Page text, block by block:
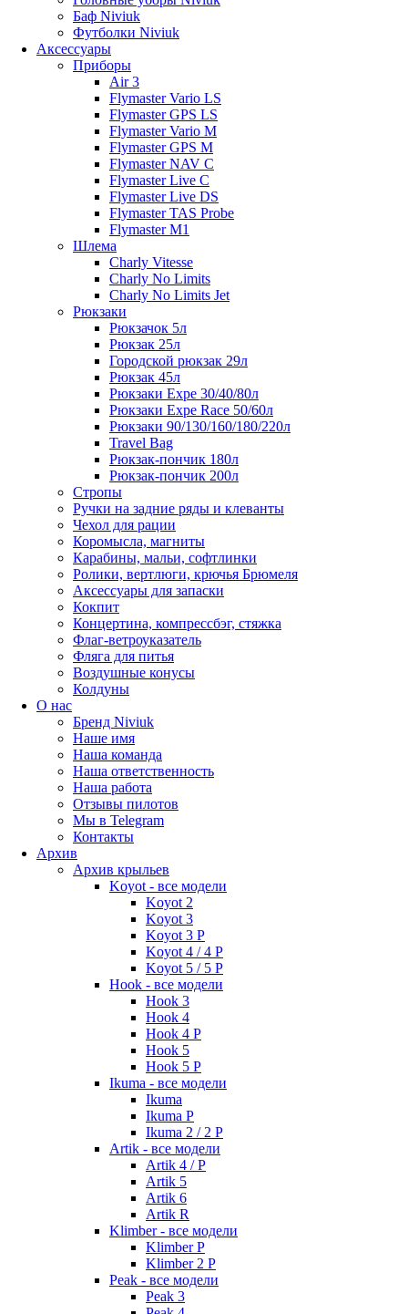
Баф Niviuk
Футболки Niviuk
Аксессуары
Приборы
Air 3
Flymaster Vario LS
Flymaster GPS LS
Flymaster Vario M
Flymaster GPS M
Flymaster NAV C
Flymaster Live C
Flymaster Live DS
Flymaster TAS Probe
Flymaster M1
Шлема
Charly Vitesse
Charly No Limits
Charly No Limits Jet
Рюкзаки
Рюкзачок 5л
Рюкзак 25л
Городской рюкзак 29л
Рюкзак 45л
Рюкзаки Expe 30/40/80л
Рюкзаки Expe Race 50/60л
Рюкзаки 90/130/160/180/220л
Travel Bag
Рюкзак-пончик 180л
Рюкзак-пончик 200л
Стропы
Ручки на задние ряды и клеванты
Чехол для рации
Коромысла, магниты
Карабины, мальи, софтлинки
Ролики, вертлюги, крючья Брюмеля
Аксессуары для запаски
Кокпит
Концертина, компрессбэг, стяжка
Флаг-ветроуказатель
Фляга для питья
Воздушные конусы
Колдуны
О нас
Бренд Niviuk
Наше имя
Наша команда
Наша ответственность
Наша работа
Отзывы пилотов
Мы в Telegram
Контакты
Архив
Архив крыльев
Koyot - все модели
Koyot 2
Koyot 3
Koyot 3 P
Koyot 4 / 4 P
Koyot 5 / 5 P
Hook - все модели
Hook 3
Hook 4
Hook 4 P
Hook 5
Hook 5 P
Ikuma - все модели
Ikuma
Ikuma P
Ikuma 2 / 2 P
Artik - все модели
Artik 4 / P
Artik 5
Artik 6
Artik R
Klimber - все модели
Klimber P
Klimber 2 P
Peak - все модели
Peak 3